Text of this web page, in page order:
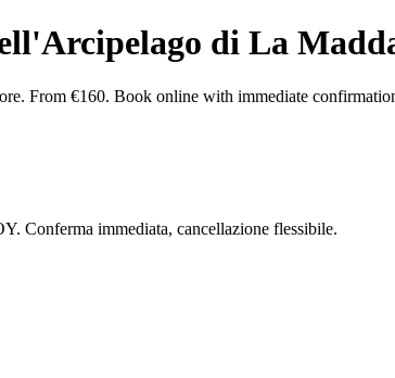
di La
From €160. Book online with immediate
Conferma immediata, cancellazione flessibile.